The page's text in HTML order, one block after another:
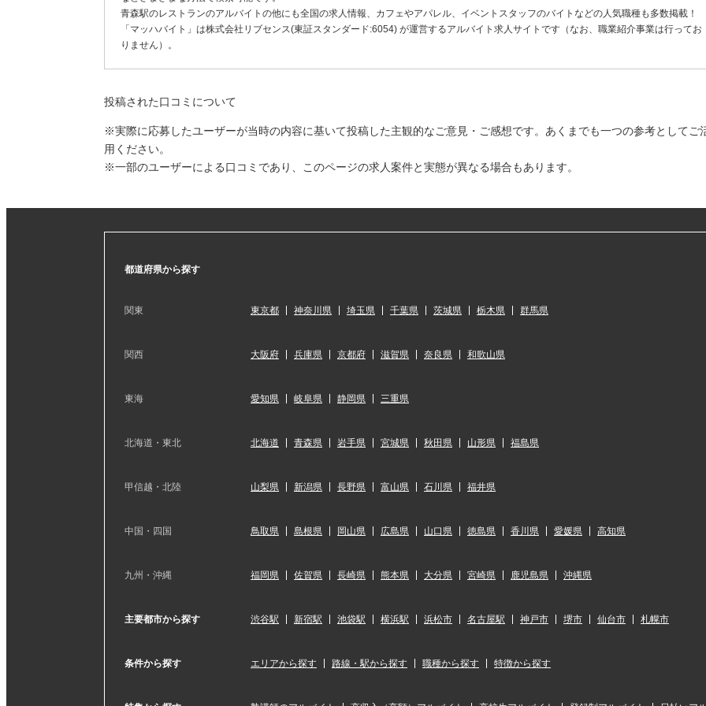
青森駅のレストランのアルバイトの他にも全国の求人情報、カフェやアパレル、イベントスタッフのバイトなどの人気職種も多数掲載！
「マッハバイト」は株式会社リブセンス(東証スタンダード:6054) が運営するアルバイト求人サイトです（なお、職業紹介事業は行ってお
りません）。
投稿された口コミについて
※実際に応募したユーザーが当時の内容に基いて投稿した主観的なご意見・ご感想です。あくまでも一つの参考としてご
用ください。
※一部のユーザーによる口コミであり、このページの求人案件と実態が異なる場合もあります。
都道府県から探す
関東 東京都 神奈川県 埼玉県 千葉県 茨城県 栃木県 群馬県
関西 大阪府 兵庫県 京都府 滋賀県 奈良県 和歌山県
東海 愛知県 岐阜県 静岡県 三重県
北海道・東北 北海道 青森県 岩手県 宮城県 秋田県 山形県 福島県
甲信越・北陸 山梨県 新潟県 長野県 富山県 石川県 福井県
中国・四国 鳥取県 島根県 岡山県 広島県 山口県 徳島県 香川県 愛媛県 高知県
九州・沖縄 福岡県 佐賀県 長崎県 熊本県 大分県 宮崎県 鹿児島県 沖縄県
主要都市から探す 渋谷駅 新宿駅 池袋駅 横浜駅 浜松市 名古屋駅 神戸市 堺市 仙台市 札幌市
条件から探す エリアから探す 路線・駅から探す 職種から探す 特徴から探す